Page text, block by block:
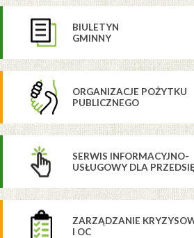
BIULETYN
GMINNY
ORGANIZACJE POŻYTKU
PUBLICZNEGO
SERWIS INFORMACYJNO-
USŁUGOWY DLA
ZARZĄDZANIE
I OC